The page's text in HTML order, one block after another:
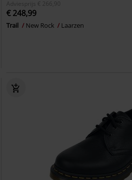
Adviesprijs
€ 266,90
€ 248,99
Trail New Rock Laarzen